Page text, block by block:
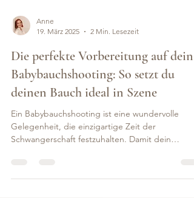
19. März 2025
2 Min. Lesezeit
Die perfekte Vorbereitung auf dein
Babybauchshooting: So setzt du
deinen Bauch ideal in Szene
Ein Babybauchshooting ist eine wundervolle
Shooting zu...